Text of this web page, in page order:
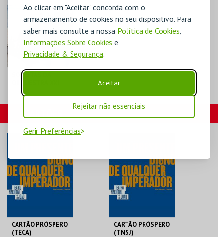
Ao clicar em "Aceitar" concorda com o
armazenamento de cookies no seu dispositivo. Para
saber mais consulte a nossa Política de Cookies,
Informações Sobre Cookies e
Privacidade & Segurança.
Aceitar
Rejeitar não essenciais
Gerir Preferências
MAIS INFO
COMPRAR
MAIS INFO
SOLISTAS DA
MAIS INFO
COMPRAR
CARTÕES
CARTÃO PRÓSPERO
(TECA)
CARTÃO PRÓSPERO
(TNSJ)